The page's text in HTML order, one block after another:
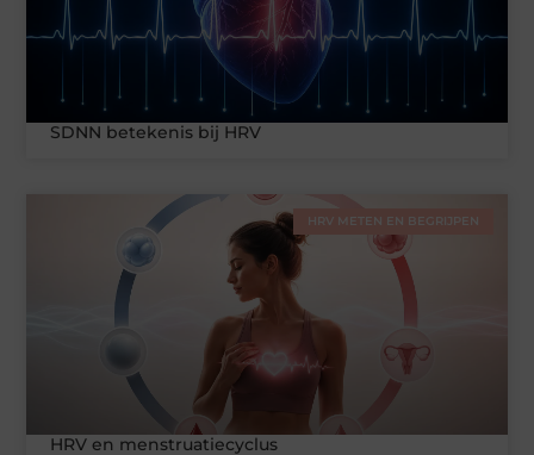
SDNN betekenis bij HRV
HRV METEN EN BEGRIJPEN
HRV en menstruatiecyclus